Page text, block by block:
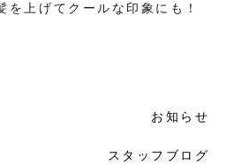
を上げてクールな印象にも！
お知らせ
スタッフブログ